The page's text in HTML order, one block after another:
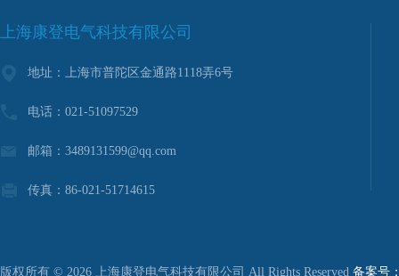
上海康登电气科技有限公司
地址：上海市普陀区金通路1118弄6号
电话：021-51097529
邮箱：3489131599@qq.com
传真：86-021-51714615
版权所有 © 2026 上海康登电气科技有限公司 All Rights Reserved 备案号